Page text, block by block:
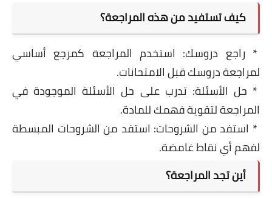
كيف تستفيد من هذه المراجعة؟
* راجع دروسك: استخدم المراجعة كمرجع أساسي
لمراجعة دروسك قبل الامتحانات.
* حل الأسئلة: تدرب على حل الأسئلة الموجودة في
المراجعة لتقوية فهمك للمادة.
* استفد من الشروحات: استفد من الشروحات المبسطة
لفهم أي نقاط غامضة.
أين تجد المراجعة؟